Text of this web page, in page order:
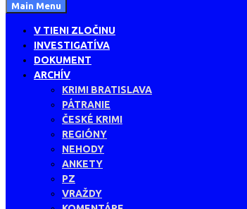
TVKRIMI
NAJLEPŠÍ KRIMI BLOG
Main Menu
V TIENI ZLOČINU
INVESTIGATÍVA
DOKUMENT
ARCHÍV
KRIMI BRATISLAVA
PÁTRANIE
ČESKÉ KRIMI
REGIÓNY
NEHODY
ANKETY
PZ
VRAŽDY